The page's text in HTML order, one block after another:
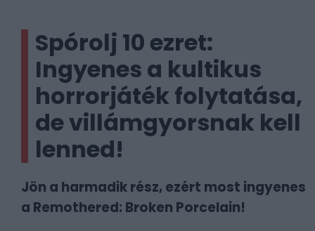
Spórolj 10 ezret:
Ingyenes a kultikus
horrorjáték folytatása,
de villámgyorsnak kell
lenned!
Jön a harmadik rész, ezért most ingyenes
a Remothered: Broken Porcelain!